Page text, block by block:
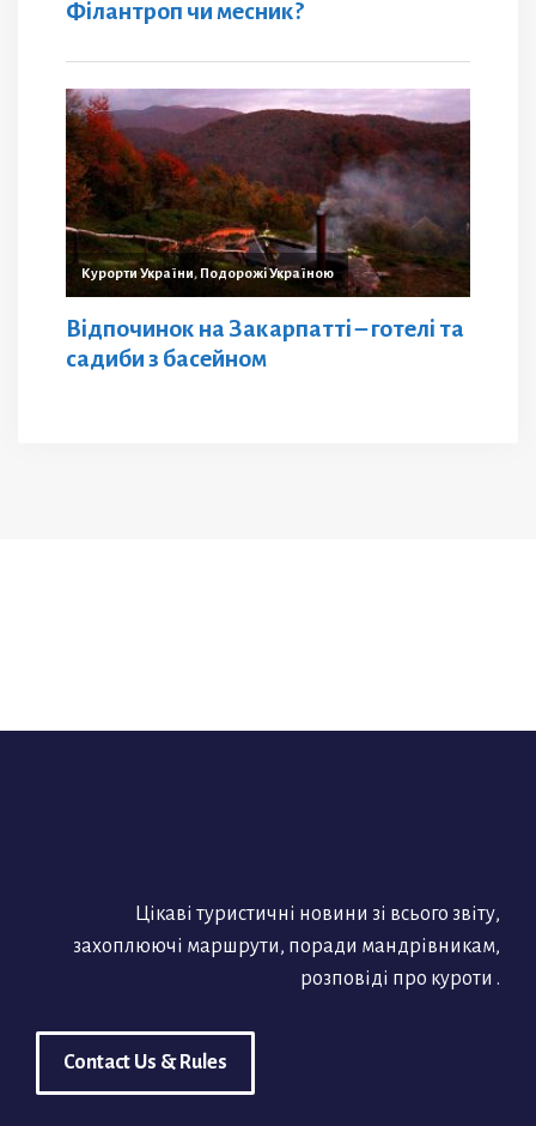
Цікаві туристичні новини зі всього звіту,
захоплюючі маршрути, поради мандрівникам,
розповіді про куроти .
Contact Us & Rules